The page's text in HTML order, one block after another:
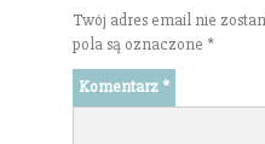
Twój adres email nie
pola są oznaczone *
Komentarz *